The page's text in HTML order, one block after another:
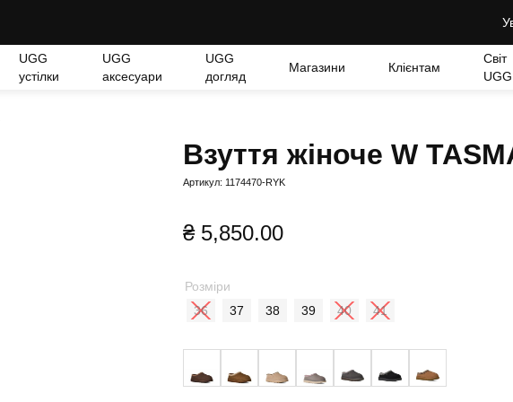
UGG
устілки
UGG
аксесуари
UGG
догляд
Магазини Клієнтам
Світ
UGG
Взуття жіноче W
Артикул: 1174470-RYK
₴5,850.00
Розміри
36
37 38 39 40 41